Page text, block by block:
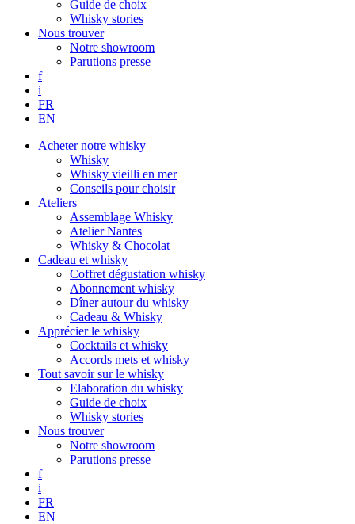
Guide de choix
Whisky stories
Nous trouver
Notre showroom
Parutions presse
f
i
FR
EN
Acheter notre whisky
Whisky
Whisky vieilli en mer
Conseils pour choisir
Ateliers
Assemblage Whisky
Atelier Nantes
Whisky & Chocolat
Cadeau et whisky
Coffret dégustation whisky
Abonnement whisky
Dîner autour du whisky
Cadeau & Whisky
Apprécier le whisky
Cocktails et whisky
Accords mets et whisky
Tout savoir sur le whisky
Elaboration du whisky
Guide de choix
Whisky stories
Nous trouver
Notre showroom
Parutions presse
f
i
FR
EN